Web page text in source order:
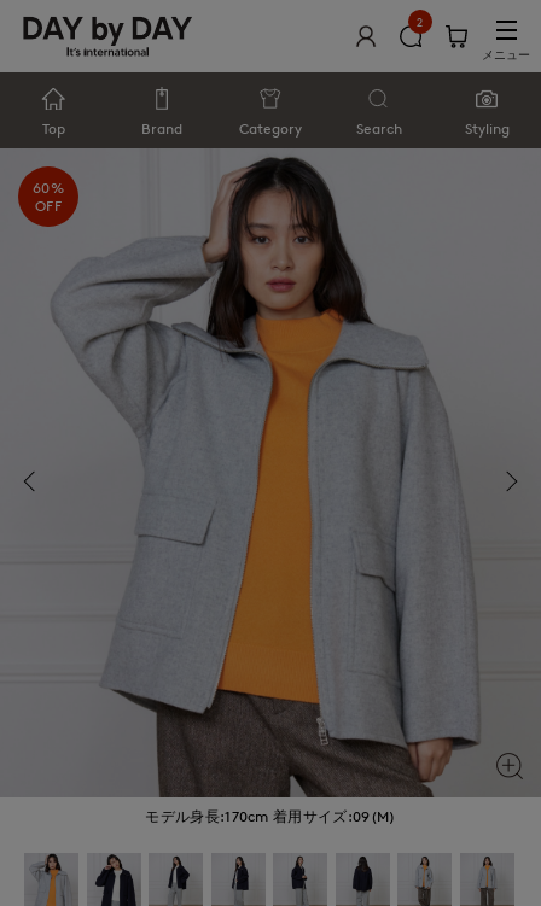
2
メニュー
Top Brand Category Search Styling
モデル身長:170cm 着用サイズ:09(M)
60%
OFF